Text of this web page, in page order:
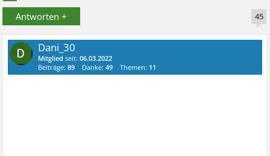
Antworten + 45
Dani_30
Mitglied seit:06.03.2022
Beiträge:89 Danke:49 Themen: 11